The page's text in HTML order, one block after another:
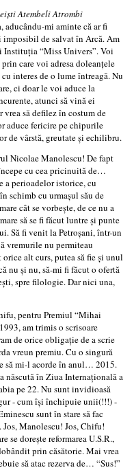
Atembeli Atrombi
aducându-mi aminte că ar fi
imposibil de salvat în Arcă. Am
Instituţia “Miss Univers”. Voi
care voi adresa doleanţele
interes de o lume întreagă. Nu
ci doar le voi aduce la
atunci să vină ei
vrea să defilez în costum de
aduce fericire pe chipurile
de vârstă, greutate şi echilibru.
Manolescu! De fapt
începe cu cea pricinuită de…
a perioadelor istorice, cu
schimb cu urmaşul său de
cât se vorbeşte, de ce nu a
să se fi făcut luntre şi punte
Să fi venit la Petroşani, într-un
vremurile nu permiteau
alt curs, putea să fie şi unul
nu şi nu, să-mi fi făcut o ofertă
spre filologie. Dar nici una,
Premiul “Mihai
am trimis o scrisoare
de orice obligaţie de a scrie
vreun premiu. Cu o singură
să mi-l acorde în anul… 2015.
născută în Ziua Internaţională a
pe 22. Nu sunt invidioasă
- cum îşi închipuie unii(!!!) -
sunt în stare să fac
Jos, Manolescu! Jos, Chifu!
se doreşte reformarea U.S.R.,
prin căsătorie. Mai vrea
să atac rezerva de… “Sus!”